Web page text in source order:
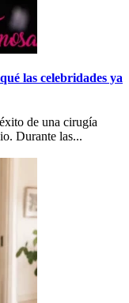
las celebridades ya
de una cirugía
Durante las...